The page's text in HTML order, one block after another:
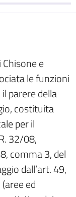
e
le funzioni
parere della
costituita
per il
32/08,
comma 3, del
dall’art. 49,
ed